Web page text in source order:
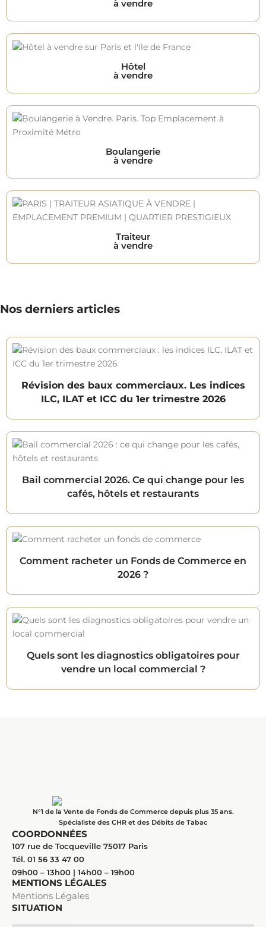
à vendre
Hôtel
à vendre
Boulangerie
à vendre
Traiteur
à vendre
Nos derniers articles
Révision des baux commerciaux. Les indices
ILC, ILAT et ICC du 1er trimestre 2026
Bail commercial 2026. Ce qui change pour les
cafés, hôtels et restaurants
Comment racheter un Fonds de Commerce en
2026 ?
Quels sont les diagnostics obligatoires pour
vendre un local commercial ?
N°1 de la Vente de Fonds de Commerce depuis plus 35 ans.
Spécialiste des CHR et des Débits de Tabac
COORDONNÉES
107 rue de Tocqueville 75017 Paris
Tél. 01 56 33 47 00
09h00 – 13h00 | 14h00 – 19h00
MENTIONS LÉGALES
Mentions Légales
SITUATION